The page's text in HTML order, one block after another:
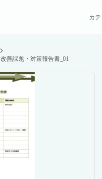
カ
改善課題・対策報告書_01